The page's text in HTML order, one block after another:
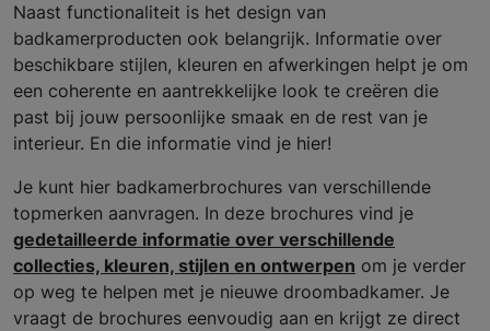
Naast functionaliteit is het design van
badkamerproducten ook belangrijk. Informatie over
beschikbare stijlen, kleuren en afwerkingen helpt je om
een coherente en aantrekkelijke look te creëren die
past bij jouw persoonlijke smaak en de rest van je
interieur. En die informatie vind je hier!
Je kunt hier badkamerbrochures van verschillende
topmerken aanvragen. In deze brochures vind je
gedetailleerde informatie over verschillende
collecties, kleuren, stijlen en ontwerpen om je verder
op weg te helpen met je nieuwe droombadkamer. Je
vraagt de brochures eenvoudig aan en krijgt ze direct